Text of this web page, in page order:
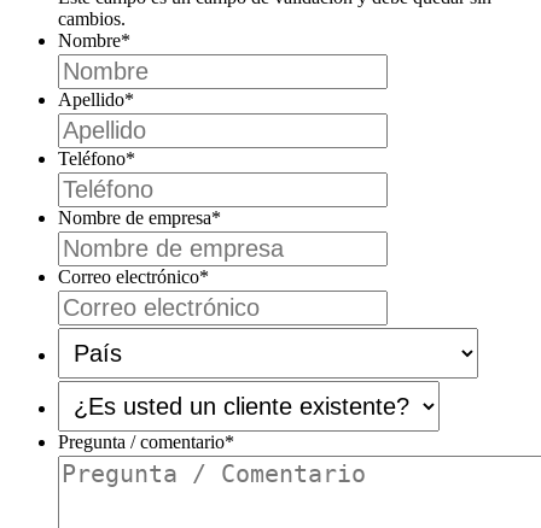
cambios.
Nombre*
Apellido*
Teléfono*
Nombre de empresa*
Correo electrónico*
País*
¿Es
usted
un
cliente
existente?
*
Pregunta / comentario*